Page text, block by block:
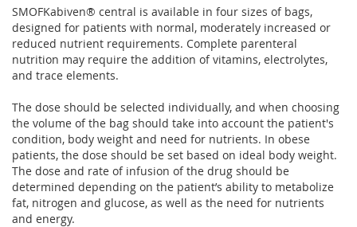
SMOFKabiven® central is available in four sizes of bags,
designed for patients with normal, moderately increased or
reduced nutrient requirements. Complete parenteral
nutrition may require the addition of vitamins, electrolytes,
and trace elements.
The dose should be selected individually, and when choosing
the volume of the bag should take into account the patient's
condition, body weight and need for nutrients. In obese
patients, the dose should be set based on ideal body weight.
The dose and rate of infusion of the drug should be
determined depending on the patient’s ability to metabolize
fat, nitrogen and glucose, as well as the need for nutrients
and energy.